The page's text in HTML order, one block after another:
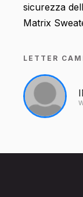
sicurezza
Matrix
LETTER